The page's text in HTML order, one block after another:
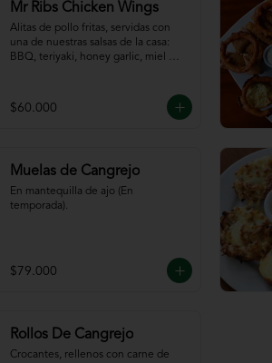
Mr Ribs Chicken Wings
Alitas de pollo fritas, servidas con
una de nuestras salsas de la casa:
BBQ, teriyaki, honey garlic, miel
$60.000
Muelas de Cangrejo
En mantequilla de ajo (En
temporada).
$79.000
Rollos De Cangrejo
Crocantes, rellenos con carne de